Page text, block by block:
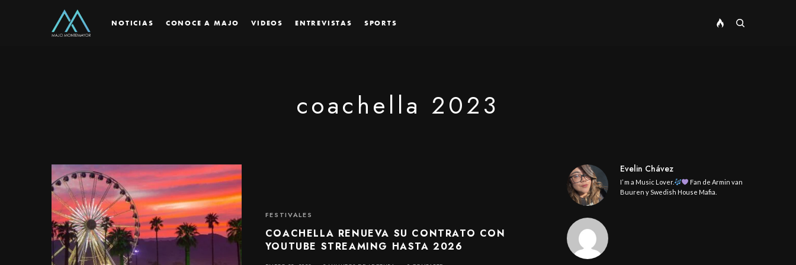
NOTICIAS CONOCE A MAJO VIDEOS ENTREVISTAS SPORTS
coachella 2023
FESTIVALES
COACHELLA RENUEVA SU CONTRATO CON
YOUTUBE STREAMING HASTA 2026
Evelin Chávez
I’ m a Music Lover.
Fan de Armin van
Buuren y Swedish House Mafia.